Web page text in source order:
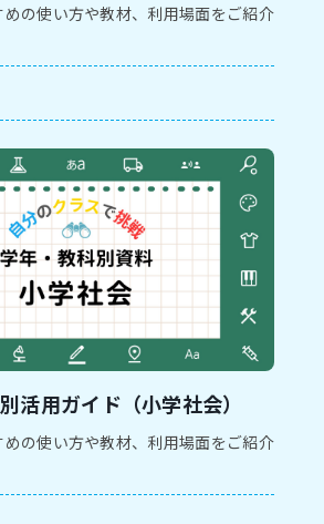
の使い方や教材、利用場面をご紹介
活用ガイド（小学社会）
の使い方や教材、利用場面をご紹介